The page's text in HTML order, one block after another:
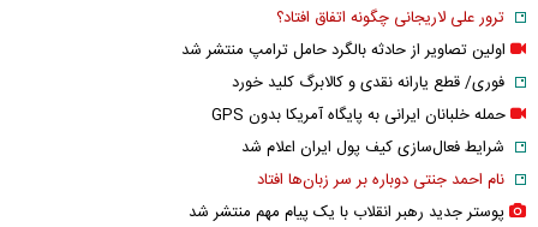
ترور علی لاریجانی چگونه اتفاق افتاد؟
اولین تصاویر از حادثه بالگرد حامل ترامپ منتشر شد
فوری/ قطع یارانه نقدی و کالابرگ کلید خورد
حمله خلبانان ایرانی به پایگاه آمریکا بدون GPS
شرایط فعال‌سازی کیف پول ایران اعلام شد
نام احمد جنتی دوباره بر سر زبان‌ها افتاد
پوستر جدید رهبر انقلاب با یک پیام مهم منتشر شد